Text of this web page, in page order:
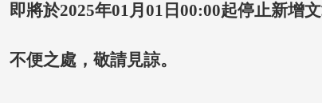
即將於2025年01月01日00:00起停止新增
不便之處，敬請見諒。